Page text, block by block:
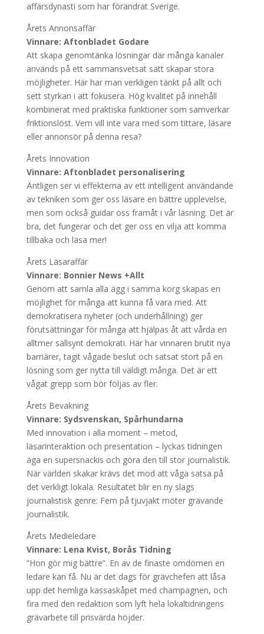
affärsdynasti som har förändrat Sverige.
Årets Annonsaffär
Vinnare: Aftonbladet Godare
Att skapa genomtänka lösningar där många kanaler
används på ett sammansvetsat sätt skapar stora
möjligheter. Här har man verkligen tänkt på allt och
sett styrkan i att fokusera. Hög kvalitet på innehåll
kombinerat med praktiska funktioner som samverkar
friktionslöst. Vem vill inte vara med som tittare, läsare
eller annonsör på denna resa?
Årets Innovation
Vinnare: Aftonbladet personalisering
Äntligen ser vi effekterna av ett intelligent användande
av tekniken som ger oss läsare en bättre upplevelse,
men som också guidar oss framåt i vår läsning. Det är
bra, det fungerar och det ger oss en vilja att komma
tillbaka och läsa mer!
Årets Läsaraffär
Vinnare: Bonnier News +Allt
Genom att samla alla ägg i samma korg skapas en
möjlighet för många att kunna få vara med. Att
demokratisera nyheter (och underhållning) ger
förutsättningar för många att hjälpas åt att vårda en
alltmer sällsynt demokrati. Här har vinnaren brutit nya
barriärer, tagit vågade beslut och satsat stort på en
lösning som ger nytta till väldigt många. Det är ett
vågat grepp som bör följas av fler.
Årets Bevakning
Vinnare: Sydsvenskan, Spårhundarna
Med innovation i alla moment – metod,
läsarinteraktion och presentation – lyckas tidningen
äga en supersnackis och göra den till stor journalistik.
När världen skakar krävs det mod att våga satsa på
det verkligt lokala. Resultatet blir en ny slags
journalistisk genre: Fem på tjuvjakt möter grävande
journalistik.
Årets Medieledare
Vinnare: Lena Kvist, Borås Tidning
”Hon gör mig bättre”. En av de finaste omdömen en
ledare kan få. Nu är det dags för grävchefen att låsa
upp det hemliga kassaskåpet med champagnen, och
fira med den redaktion som lyft hela lokaltidningens
grävarbete till prisvärda höjder.